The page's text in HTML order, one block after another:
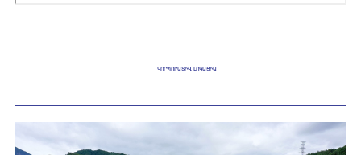
ԿՈՐՊՈՐԱՏԻՎ ԼՈԿԱՑԻԱ